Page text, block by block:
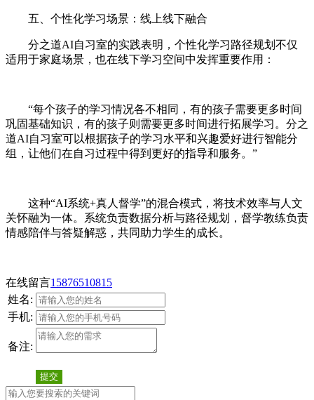
五、个性化学习场景：线上线下融合
分之道AI自习室的实践表明，个性化学习路径规划不仅
适用于家庭场景，也在线下学习空间中发挥重要作用：
“每个孩子的学习情况各不相同，有的孩子需要更多时间
巩固基础知识，有的孩子则需要更多时间进行拓展学习。分之
道AI自习室可以根据孩子的学习水平和兴趣爱好进行智能分
组，让他们在自习过程中得到更好的指导和服务。”
这种“AI系统+真人督学”的混合模式，将技术效率与人文
关怀融为一体。系统负责数据分析与路径规划，督学教练负责
情感陪伴与答疑解惑，共同助力学生的成长。
在线留言15876510815
姓名:
手机:
备注:
提交